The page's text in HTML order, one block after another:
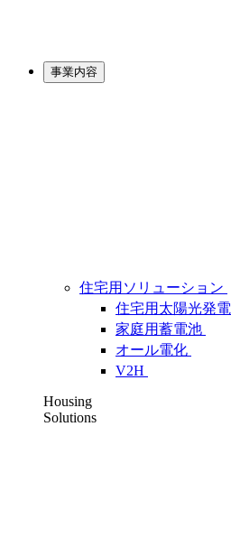
事業内容
住宅用ソリューション
住宅用太陽光発電
家庭用蓄電池
オール電化
V2H
Housing
Solutions